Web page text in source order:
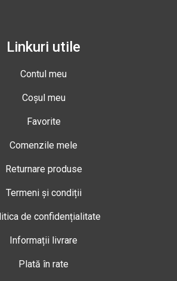
Linkuri utile
Contul meu
Coșul meu
Favorite
Comenzile mele
Returnare produse
Termeni și condiții
de confidențialitate
Informații livrare
Plată în rate